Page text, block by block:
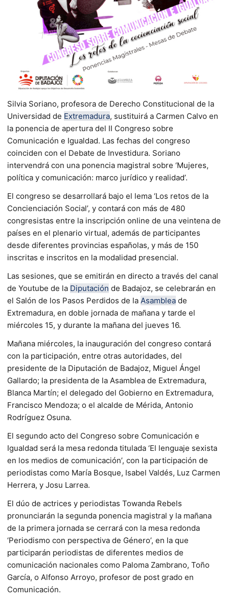
Silvia Soriano, profesora de Derecho Constitucional de la
Universidad de Extremadura, sustituirá a Carmen Calvo en
la ponencia de apertura del II Congreso sobre
Comunicación e Igualdad. Las fechas del congreso
coinciden con el Debate de Investidura. Soriano
intervendrá con una ponencia magistral sobre ‘Mujeres,
política y comunicación: marco jurídico y realidad’.
El congreso se desarrollará bajo el lema ‘Los retos de la
Concienciación Social’, y contará con más de 480
congresistas entre la inscripción online de una veintena de
países en el plenario virtual, además de participantes
desde diferentes provincias españolas, y más de 150
inscritas e inscritos en la modalidad presencial.
Las sesiones, que se emitirán en directo a través del canal
de Youtube de la Diputación de Badajoz, se celebrarán en
el Salón de los Pasos Perdidos de la Asamblea de
Extremadura, en doble jornada de mañana y tarde el
miércoles 15, y durante la mañana del jueves 16.
Mañana miércoles, la inauguración del congreso contará
con la participación, entre otras autoridades, del
presidente de la Diputación de Badajoz, Miguel Ángel
Gallardo; la presidenta de la Asamblea de Extremadura,
Blanca Martín; el delegado del Gobierno en Extremadura,
Francisco Mendoza; o el alcalde de Mérida, Antonio
Rodríguez Osuna.
El segundo acto del Congreso sobre Comunicación e
Igualdad será la mesa redonda titulada ‘El lenguaje sexista
en los medios de comunicación’, con la participación de
periodistas como María Bosque, Isabel Valdés, Luz Carmen
Herrera, y Josu Larrea.
El dúo de actrices y periodistas Towanda Rebels
pronunciarán la segunda ponencia magistral y la mañana
de la primera jornada se cerrará con la mesa redonda
‘Periodismo con perspectiva de Género’, en la que
participarán periodistas de diferentes medios de
comunicación nacionales como Paloma Zambrano, Toño
García, o Alfonso Arroyo, profesor de post grado en
Comunicación.